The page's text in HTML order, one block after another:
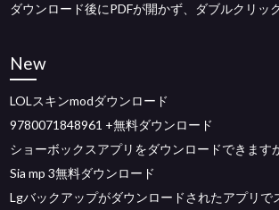
ダウンロード後にPDFが開かず、ダブルクリッ
New
LOLスキンmodダウンロード
9780071848961 +無料ダウンロード
ショーボックスアプリをダウンロードできます
Sia mp 3無料ダウンロード
Lgバックアップがダウンロードされたアプリで